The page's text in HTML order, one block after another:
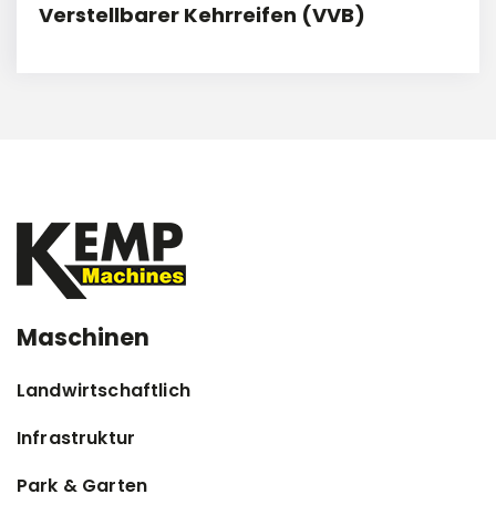
Verstellbarer Kehrreifen (VVB)
Maschinen
Landwirtschaftlich
Infrastruktur
Park & Garten